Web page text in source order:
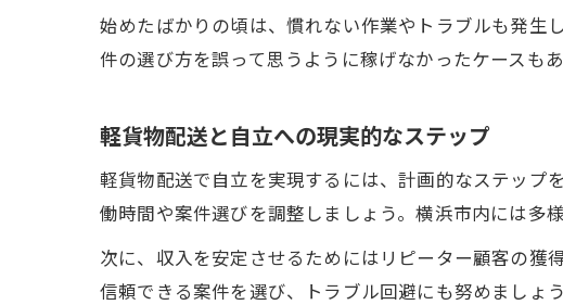
始めたばかりの頃は、慣れない作業やトラブルも発生
件の選び方を誤って思うように稼げなかったケースも
軽貨物配送と自立への現実的なステップ
軽貨物配送で自立を実現するには、計画的なステップ
働時間や案件選びを調整しましょう。横浜市内には多
次に、収入を安定させるためにはリピーター顧客の獲
信頼できる案件を選び、トラブル回避にも努めましょう